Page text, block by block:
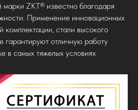
ZKT® известно благодаря
Применение инновационных
комплектации, стали высокого
гарантируют отличную работу
в самых тяжелых условиях